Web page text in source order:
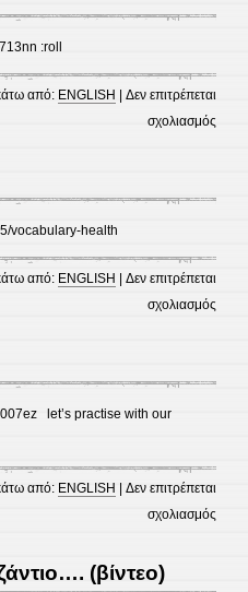
:roll
από: ENGLISH |Δεν επιτρέπεται
σχολιασμός
vocabulary-health
από: ENGLISH |Δεν επιτρέπεται
σχολιασμός
let’s practise with our
από: ENGLISH |Δεν επιτρέπεται
σχολιασμός
(βίντεο)